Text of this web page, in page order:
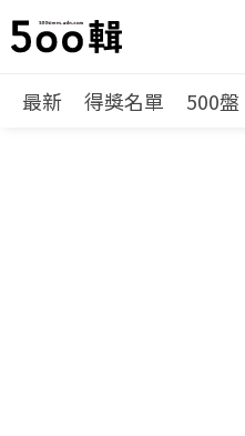
最新 得獎名單 500盤